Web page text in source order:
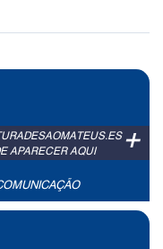
+
APARECER AQUI